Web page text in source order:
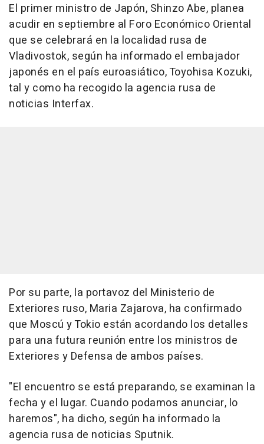
El primer ministro de Japón, Shinzo Abe, planea
acudir en septiembre al Foro Económico Oriental
que se celebrará en la localidad rusa de
Vladivostok, según ha informado el embajador
japonés en el país euroasiático, Toyohisa Kozuki,
tal y como ha recogido la agencia rusa de
noticias Interfax.
Por su parte, la portavoz del Ministerio de
Exteriores ruso, Maria Zajarova, ha confirmado
que Moscú y Tokio están acordando los detalles
para una futura reunión entre los ministros de
Exteriores y Defensa de ambos países.
"El encuentro se está preparando, se examinan la
fecha y el lugar. Cuando podamos anunciar, lo
haremos", ha dicho, según ha informado la
agencia rusa de noticias Sputnik.